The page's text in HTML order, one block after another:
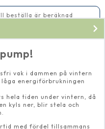
beställa är beräknad
vak i dammen på vintern
energiförbrukningen
hela tiden under vintern, då
kyls ner, blir stela och
med fördel tillsammans